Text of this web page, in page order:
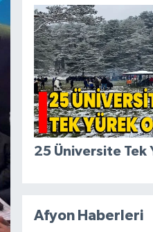
25 Üniversite Tek
Afyon Haberleri